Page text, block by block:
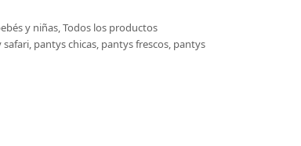
y niñas,Todos los productos
safari, pantys chicas, pantys frescos, pantys